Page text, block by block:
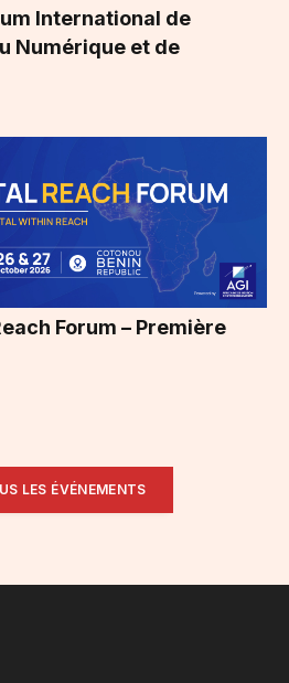
International de
Numérique et de
Forum – Première
LES ÉVÉNEMENTS